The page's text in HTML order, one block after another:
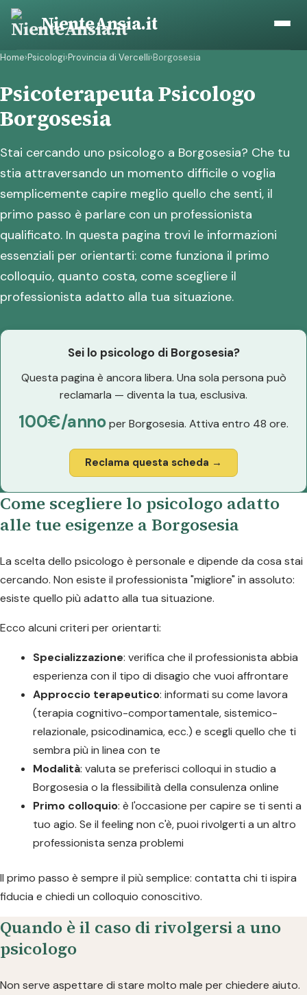
Vai
contenuto
NienteAnsia.it
Home›Psicologi›Provincia di Vercelli›Borgosesia
Psicoterapeuta Psicologo
Borgosesia
Stai cercando uno psicologo a Borgosesia? Che tu
stia attraversando un momento difficile o voglia
semplicemente capire meglio quello che senti, il
primo passo è parlare con un professionista
qualificato. In questa pagina trovi le informazioni
essenziali per orientarti: come funziona il primo
colloquio, quanto costa, come scegliere il
professionista adatto alla tua situazione.
Sei lo psicologo di Borgosesia?
Questa pagina è ancora libera. Una sola persona può
reclamarla — diventa la tua, esclusiva.
100€/annoper Borgosesia. Attiva entro 48 ore.
Reclama questa scheda →
Come scegliere lo psicologo adatto
alle tue esigenze a Borgosesia
La scelta dello psicologo è personale e dipende da cosa stai
cercando. Non esiste il professionista "migliore" in assoluto:
esiste quello più adatto alla tua situazione.
Ecco alcuni criteri per orientarti:
Specializzazione: verifica che il professionista abbia
esperienza con il tipo di disagio che vuoi affrontare
Approccio terapeutico: informati su come lavora
(terapia cognitivo-comportamentale, sistemico-
relazionale, psicodinamica, ecc.) e scegli quello che ti
sembra più in linea con te
Modalità: valuta se preferisci colloqui in studio a
Borgosesia o la flessibilità della consulenza online
Primo colloquio: è l'occasione per capire se ti senti a
tuo agio. Se il feeling non c'è, puoi rivolgerti a un altro
professionista senza problemi
Il primo passo è sempre il più semplice: contatta chi ti ispira
fiducia e chiedi un colloquio conoscitivo.
Quando è il caso di rivolgersi a uno
psicologo
Non serve aspettare di stare molto male per chiedere aiuto.